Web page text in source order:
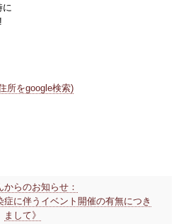
に
所をgoogle検索)
からのお知らせ：
症に伴うイベント開催の有無につき
まして》